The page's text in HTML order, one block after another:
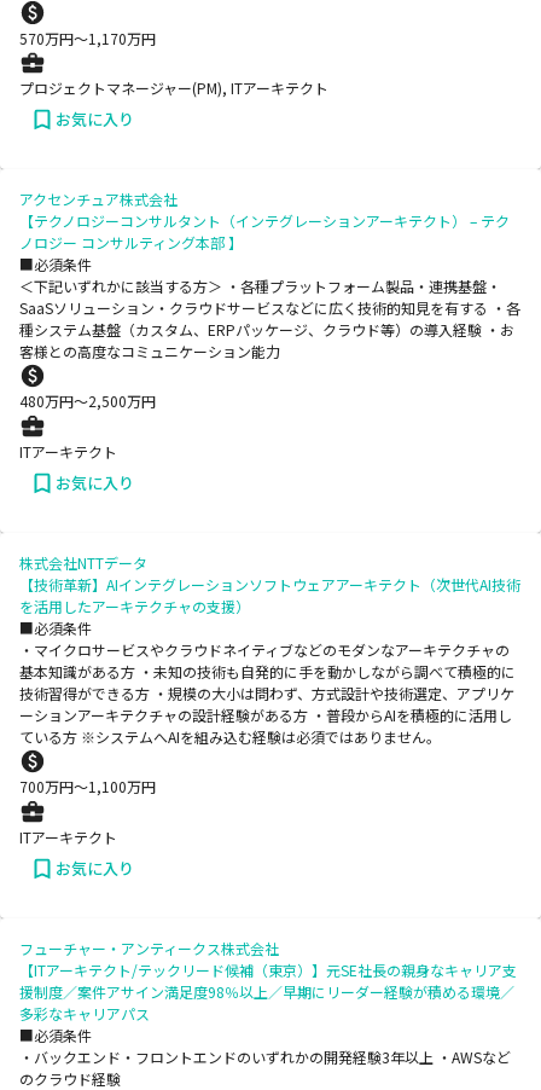
570万円〜1,170万円
プロジェクトマネージャー(PM), ITアーキテクト
お気に入り
アクセンチュア株式会社
【テクノロジーコンサルタント（インテグレーションアーキテクト） – テク
ノロジー コンサルティング本部 】
■必須条件
＜下記いずれかに該当する方＞ ・各種プラットフォーム製品・連携基盤・
SaaSソリューション・クラウドサービスなどに広く技術的知見を有する ・各
種システム基盤（カスタム、ERPパッケージ、クラウド等）の導入経験 ・お
客様との高度なコミュニケーション能力
480万円〜2,500万円
ITアーキテクト
お気に入り
株式会社NTTデータ
【技術革新】AIインテグレーションソフトウェアアーキテクト（次世代AI技術
を活用したアーキテクチャの支援）
■必須条件
・マイクロサービスやクラウドネイティブなどのモダンなアーキテクチャの
基本知識がある方 ・未知の技術も自発的に手を動かしながら調べて積極的に
技術習得ができる方 ・規模の大小は問わず、方式設計や技術選定、アプリケ
ーションアーキテクチャの設計経験がある方 ・普段からAIを積極的に活用し
ている方 ※システムへAIを組み込む経験は必須ではありません。
700万円〜1,100万円
ITアーキテクト
お気に入り
フューチャー・アンティークス株式会社
【ITアーキテクト/テックリード候補（東京）】元SE社長の親身なキャリア支
援制度／案件アサイン満足度98％以上／早期にリーダー経験が積める環境／
多彩なキャリアパス
■必須条件
・バックエンド・フロントエンドのいずれかの開発経験3年以上 ・AWSなど
のクラウド経験